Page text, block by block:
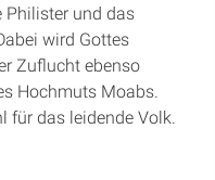
Philister und das
wird Gottes
Zuflucht ebenso
Hochmuts Moabs.
für das leidende Volk.